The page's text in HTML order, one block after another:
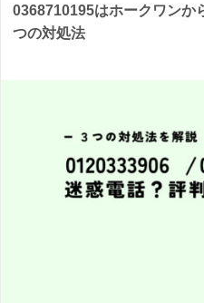
0368710195はホークワンか
つの対処法